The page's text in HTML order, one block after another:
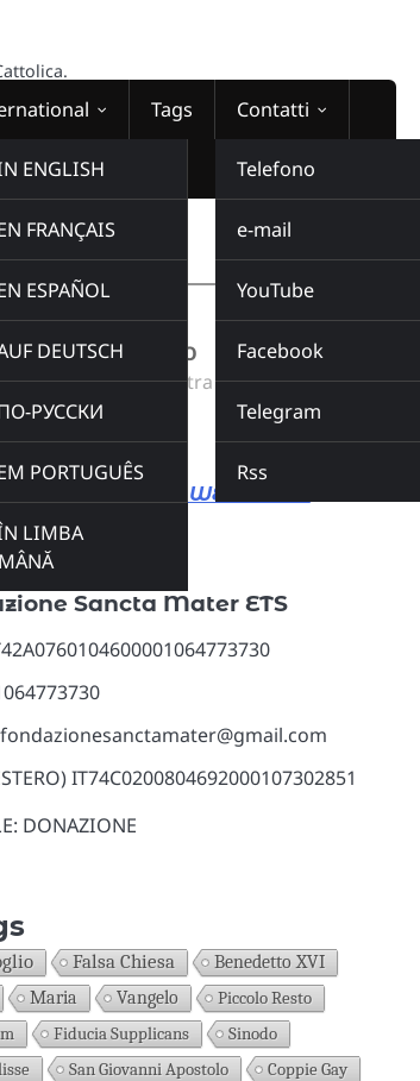
ENGLISH
FRANÇAIS
ESPAÑOL
DEUTSCH
РУССКИ
PORTUGUÊS
LIMBA
Tags Contatti
Telefono
e-mail
YouTube
Facebook
Telegram
Rss
00:00:00
GESÙ T'ADORIAMO
Radio Domina Nostra
MUSICA
Buy this album
DIRETTO ALLA WEBRADIO
Sancta Mater ETS
fondazionesanctamater@gmail.com
IT74C0200804692000107302851
DONAZIONE
Falsa Chiesa Benedetto XVI
Maria Vangelo
Piccolo Resto
Fiducia Supplicans
Sinodo
San Giovanni Apostolo Coppie Gay